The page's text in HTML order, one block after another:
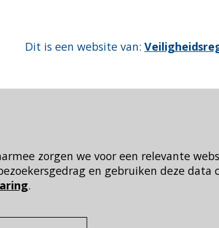
zorgen we voor een relevante
en gebruiken deze data
.
Dit is een website van: